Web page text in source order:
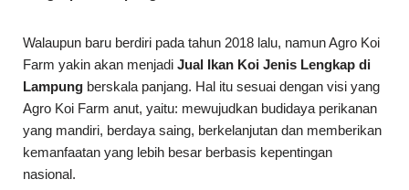
Walaupun baru berdiri pada tahun 2018 lalu, namun Agro Koi
Farm yakin akan menjadi Jual Ikan Koi Jenis Lengkap di
Lampung berskala panjang. Hal itu sesuai dengan visi yang
Agro Koi Farm anut, yaitu: mewujudkan budidaya perikanan
yang mandiri, berdaya saing, berkelanjutan dan memberikan
kemanfaatan yang lebih besar berbasis kepentingan
nasional.